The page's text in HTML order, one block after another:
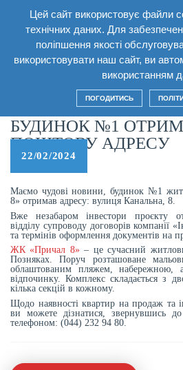
Цей сайт використовує файли
технічних даних. Для
поліпшення якості
використовувати наш сайт, ви
використанням
ПОГОДИТИСЬ
БУДИНОК №1
БУДИНОК №1
ПОШТОВУ АДРЕСУ
22/02/2024
Маємо чудові новини, будинок №1
8» отримав адресу: вулиця Канальна, 8.
Вже незабаром інвестори проєкту
відділу супроводу договорів компанії
та термінів оформлення документів на
ЖК «Причал 8»– це сучасний
Позняках. Поруч розташоване
облаштованим пляжем, набережною,
відпочинку. Комплекс складається з
кілька секцій в кожному.
Щодо наявності квартир на продаж та
ви можете дізнатися, звернувшись
телефоном: (044) 232 94 80.